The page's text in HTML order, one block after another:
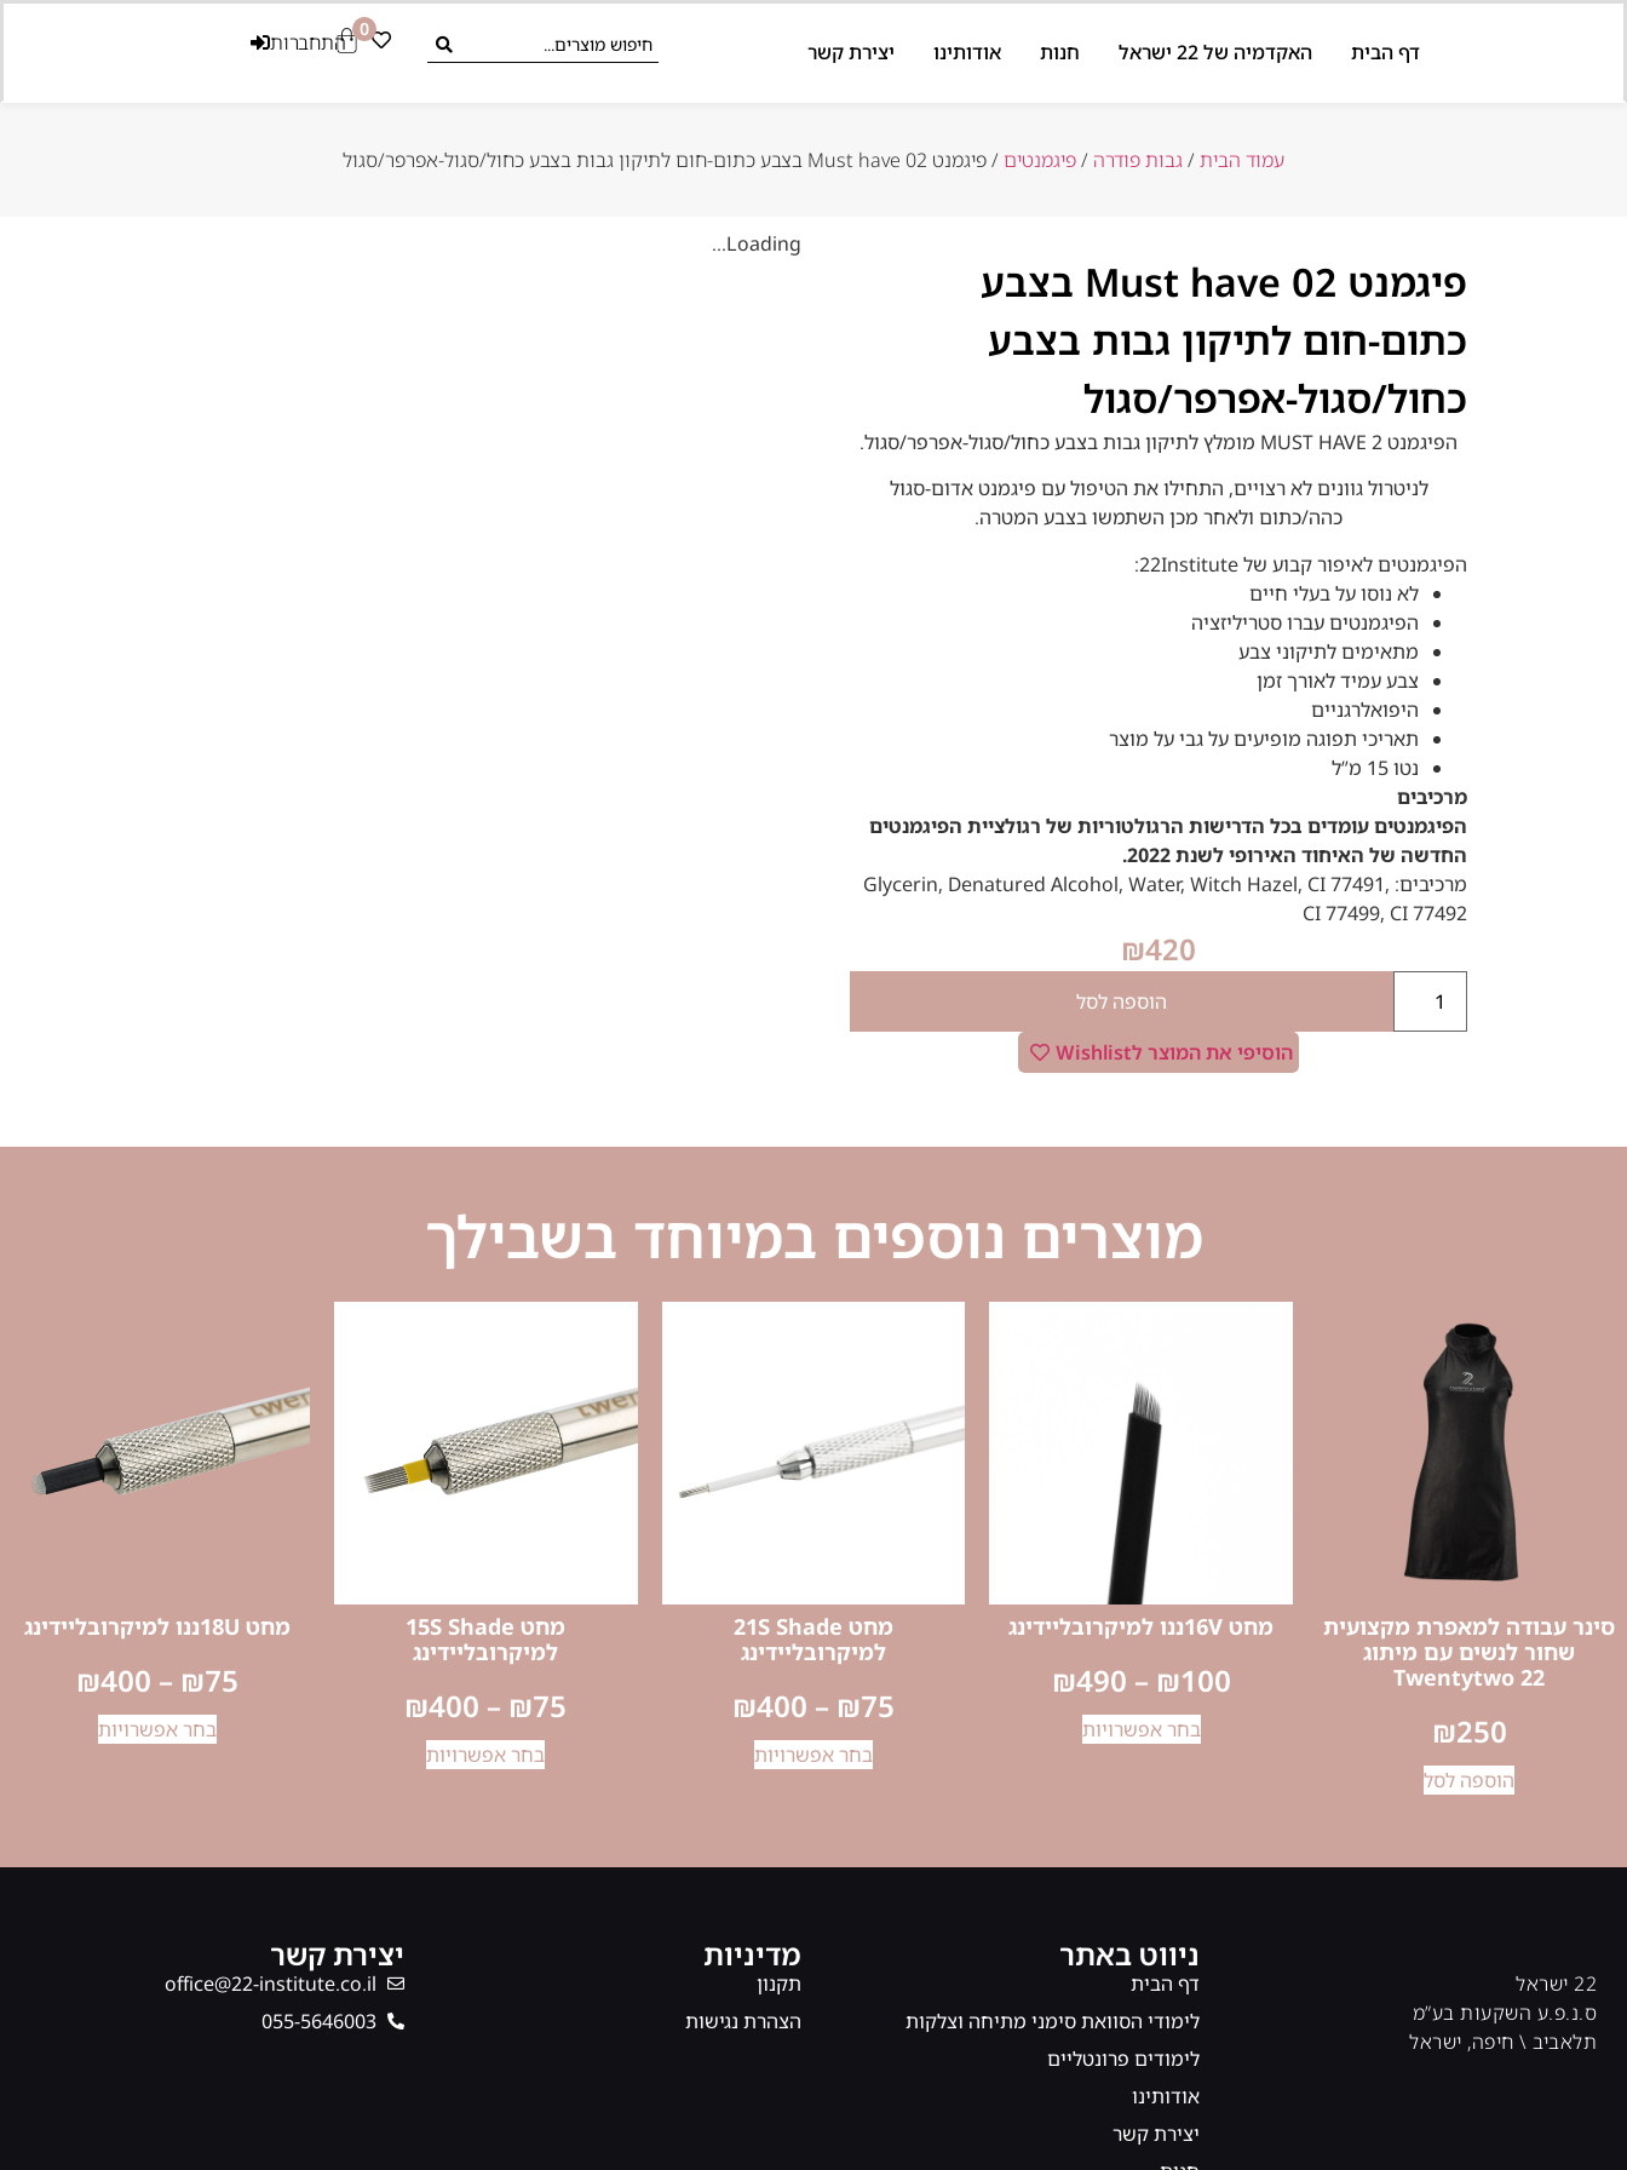
דף הבית האקדמיה של 22 ישראל חנות אודותינו יצירת קשר
0
התחברות
עמוד הבית/גבות פודרה /פיגמנטים / פיגמנט Must have 02 בצבע כתום-חום לתיקון גבות בצבע כחול/סגול-אפרפר/סגול
Loading...
פיגמנט Must have 02 בצבע
כתום-חום לתיקון גבות בצבע
כחול/סגול-אפרפר/סגול
הפיגמנט MUST HAVE 2 מומלץ לתיקון גבות בצבע כחול/סגול-אפרפר/סגול.
לניטרול גוונים לא רצויים, התחילו את הטיפול עם פיגמנט אדום-סגול
כהה/כתום ולאחר מכן השתמשו בצבע המטרה.
הפיגמנטים לאיפור קבוע של 22Institute:
לא נוסו על בעלי חיים
הפיגמנטים עברו סטריליזציה
מתאימים לתיקוני צבע
צבע עמיד לאורך זמן
היפואלרגניים
תאריכי תפוגה מופיעים על גבי על מוצר
נטו 15 מ”ל
מרכיבים
הפיגמנטים עומדים בכל הדרישות הרגולטוריות של רגולציית הפיגמנטים
החדשה של האיחוד האירופי לשנת 2022.
מרכיבים: Glycerin, Denatured Alcohol, Water, Witch Hazel, CI 77491,
CI 77499, CI 77492
₪420
הוספה לסל
הוסיפי את המוצר לWishlist
מוצרים נוספים במיוחד בשבילך
סינר עבודה למאפרת מקצועית
שחור לנשים עם מיתוג
Twentytwo 22
₪250
הוספה לסל
מחט 16Vננו למיקרובליידינג
₪100
–
₪490
בחר אפשרויות
מחט 21S Shade
למיקרובליידינג
₪75
–
₪400
בחר אפשרויות
מחט 15S Shade
למיקרובליידינג
₪75
–
₪400
בחר אפשרויות
מחט 18Uננו למיקרובליידינג
₪75
–
₪400
בחר אפשרויות
22 ישראל
ס.נ.פ.ע השקעות בע”מ
תלאביב \ חיפה, ישראל
ניווט באתר
דף הבית
לימודי הסוואת סימני מתיחה וצלקות
לימודים פרונטליים
אודותינו
יצירת קשר
מדיניות
תקנון
הצהרת נגישות
יצירת קשר
office@22-institute.co.il
‎055-5646003